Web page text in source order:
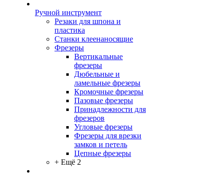
Ручной инструмент
Резаки для шпона и
пластика
Станки клеенаносящие
Фрезеры
Вертикальные
фрезеры
Дюбельные и
ламельные фрезеры
Кромочные фрезеры
Пазовые фрезеры
Принадлежности для
фрезеров
Угловые фрезеры
Фрезеры для врезки
замков и петель
Цепные фрезеры
+ Ещё 2